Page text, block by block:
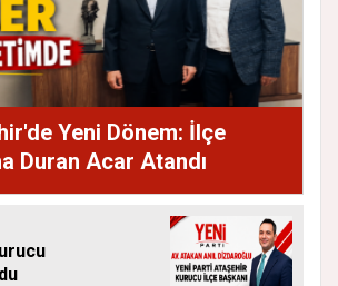
Yeni Dönem: İlçe
Duran Acar Atandı